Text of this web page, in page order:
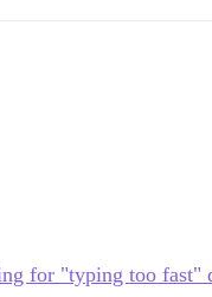
for "typing too fast"